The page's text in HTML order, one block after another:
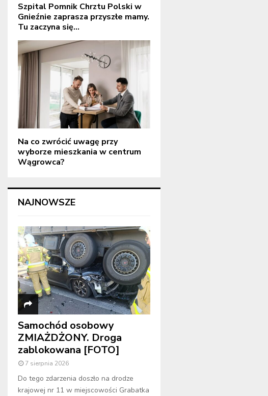
Szpital Pomnik Chrztu Polski w
Gnieźnie zaprasza przyszłe mamy.
Tu zaczyna się...
Na co zwrócić uwagę przy
wyborze mieszkania w centrum
Wągrowca?
NAJNOWSZE
Samochód osobowy
ZMIAŻDŻONY. Droga
zablokowana [FOTO]
7 sierpnia 2026
Do tego zdarzenia doszło na drodze
krajowej nr 11 w miejscowości Grabatka